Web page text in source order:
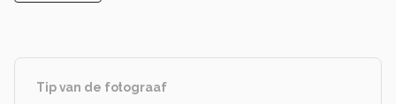
Tip van de fotograaf